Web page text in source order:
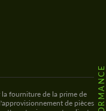
la fourniture de la prime de
de pièces